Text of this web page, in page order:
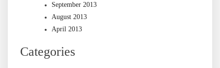
September 2013
August 2013
April 2013
Categories